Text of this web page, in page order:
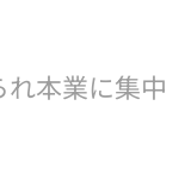
本業に集中